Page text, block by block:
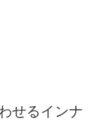
せるインナ